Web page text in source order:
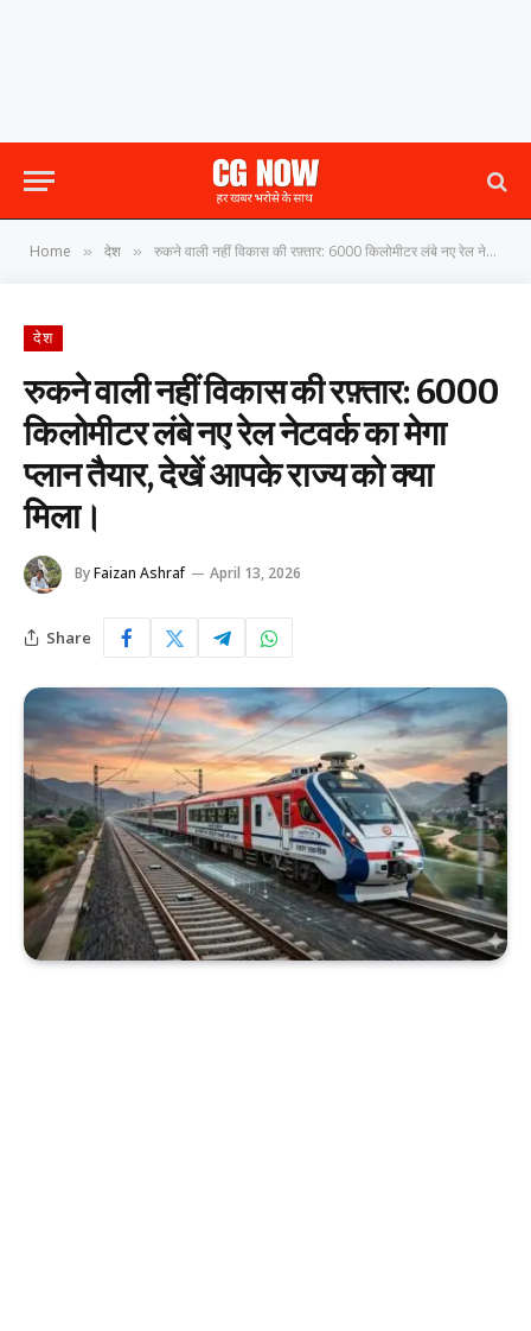
Home » देश » रुकने वाली नहीं विकास की रफ़्तार: 6000 किलोमीटर लंबे नए रेल नेटवर्क का मेगा प्लान तैयार, देखें आपके राज्य को क्या मिला।
देश
रुकने वाली नहीं विकास की रफ़्तार: 6000
किलोमीटर लंबे नए रेल नेटवर्क का मेगा
प्लान तैयार, देखें आपके राज्य को क्या
मिला।
ByFaizan Ashraf April 13, 2026
Share